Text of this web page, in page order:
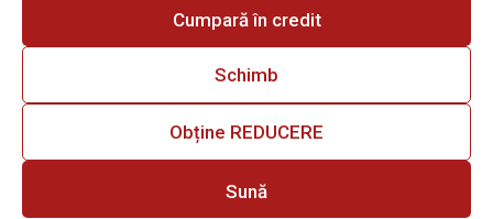
Cumpară în credit
Schimb
Obține REDUCERE
Sună